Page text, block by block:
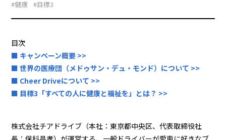
#健康 #目標3
目次
■ キャンペーン概要 >>
■ 世界の医療団（メドゥサン・デュ・モンド）について >>
■ Cheer Driveについて >>
■ 目標3「すべての人に健康と福祉を」とは？ >>
株式会社チアドライブ（本社：東京都中央区、代表取締役社